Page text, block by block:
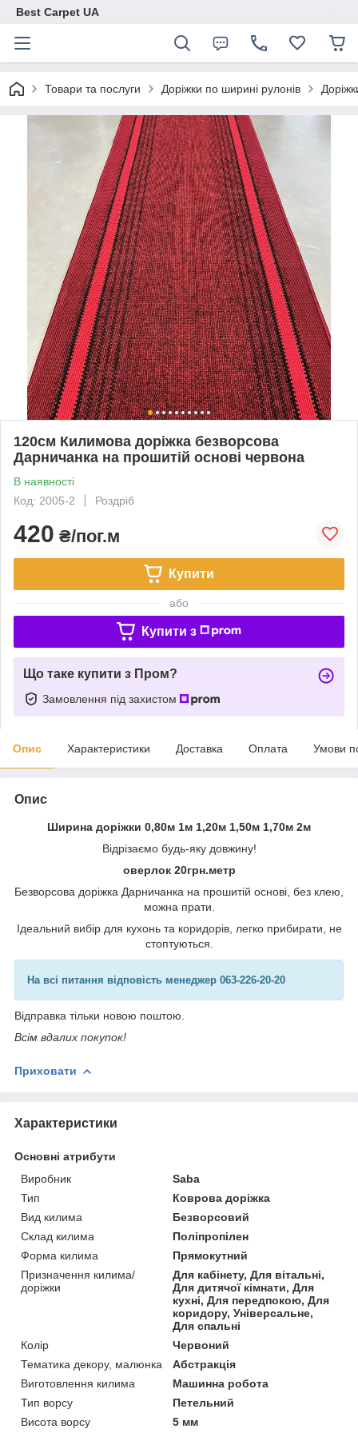
Best Carpet UA
Товари та послуги Доріжки по ширині рулонів
120см Килимова доріжка безворсова
Дарничанка на прошитій основі червона
В наявності
Код: 2005-2
Роздріб
420 ₴/пог.м
Купити
або
Купити з
Що таке купити з Пром?
Замовлення під захистом
Опис Характеристики Доставка Оплата Умови
Опис
Ширина доріжки 0,80м 1м 1,20м 1,50м 1,70м 2м
Відрізаємо будь-яку довжину!
оверлок 20грн.метр
Безворсова доріжка Дарничанка на прошитій основі, без клею,
можна прати.
Ідеальний вибір для кухонь та коридорів, легко прибирати, не
стоптуються.
На всі питання відповість менеджер 063-226-20-20
Відправка тільки новою поштою.
Всім вдалих покупок!
Приховати
Характеристики
Основні атрибути
Виробник
Saba
Тип
Коврова доріжка
Вид килима
Безворсовий
Склад килима
Поліпропілен
Форма килима
Прямокутний
Призначення килима/
доріжки
Для кабінету, Для вітальні,
Для дитячої кімнати, Для
кухні, Для передпокою, Для
коридору, Універсальне,
Для спальні
Колір
Червоний
Тематика декору, малюнка
Абстракція
Виготовлення килима
Машинна робота
Тип ворсу
Петельний
Висота ворсу
5 мм